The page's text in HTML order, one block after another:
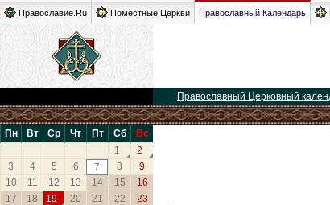
Православие.Ru Поместные Церкви Православный Календарь
Православный Церковный
Пн Вт Ср Чт Пт Сб
Вс
1
2
3
4 5 6 7 8
9
10
11 12 13 14 15
16
17
18 19 20 21 22
23